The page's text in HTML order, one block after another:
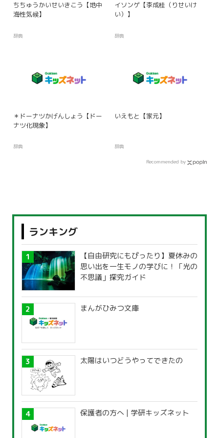
ちちゅうかいせいきこう【地中
海性気候】
辞典
イソンゲ【李成桂（りせいけ
い）】
辞典
＊ドーナツかげんしょう【ドー
ナツ化現象】
辞典
いえもと【家元】
辞典
Recommended by
ランキング
【自由研究にもぴったり】夏休みの
思い出を一生モノの学びに！「光の
不思議」探究ガイド
まんがひみつ文庫
太陽はいつどうやってできたの
保護者の方へ | 学研キッズネット